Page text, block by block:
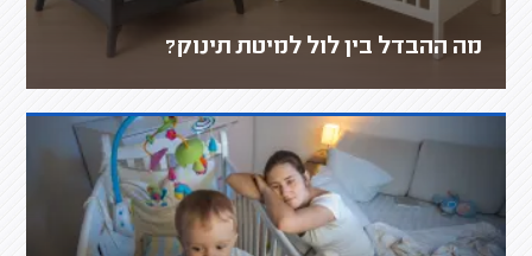
מה ההבדל בין לול למיטת תינוק?